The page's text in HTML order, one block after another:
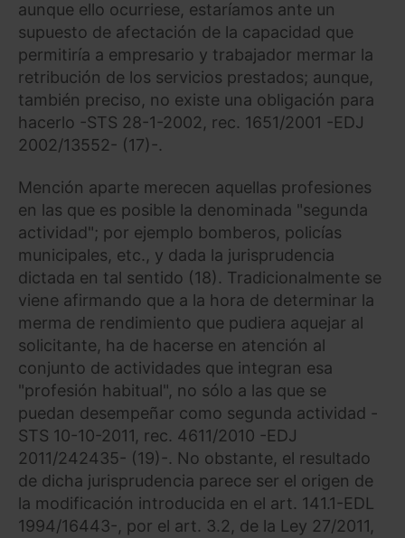
Saber más acerca de las cookies
aunque ello ocurriese, estaríamos ante un
supuesto de afectación de la capacidad que
permitiría a empresario y trabajador mermar la
retribución de los servicios prestados; aunque,
también preciso, no existe una obligación para
hacerlo -STS 28-1-2002, rec. 1651/2001 -EDJ
2002/13552- (17)-.
Mención aparte merecen aquellas profesiones
en las que es posible la denominada "segunda
actividad"; por ejemplo bomberos, policías
municipales, etc., y dada la jurisprudencia
dictada en tal sentido (18). Tradicionalmente se
viene afirmando que a la hora de determinar la
merma de rendimiento que pudiera aquejar al
solicitante, ha de hacerse en atención al
conjunto de actividades que integran esa
"profesión habitual", no sólo a las que se
puedan desempeñar como segunda actividad -
STS 10-10-2011, rec. 4611/2010 -EDJ
2011/242435- (19)-. No obstante, el resultado
de dicha jurisprudencia parece ser el origen de
la modificación introducida en el art. 141.1-EDL
1994/16443-, por el art. 3.2, de la Ley 27/2011,